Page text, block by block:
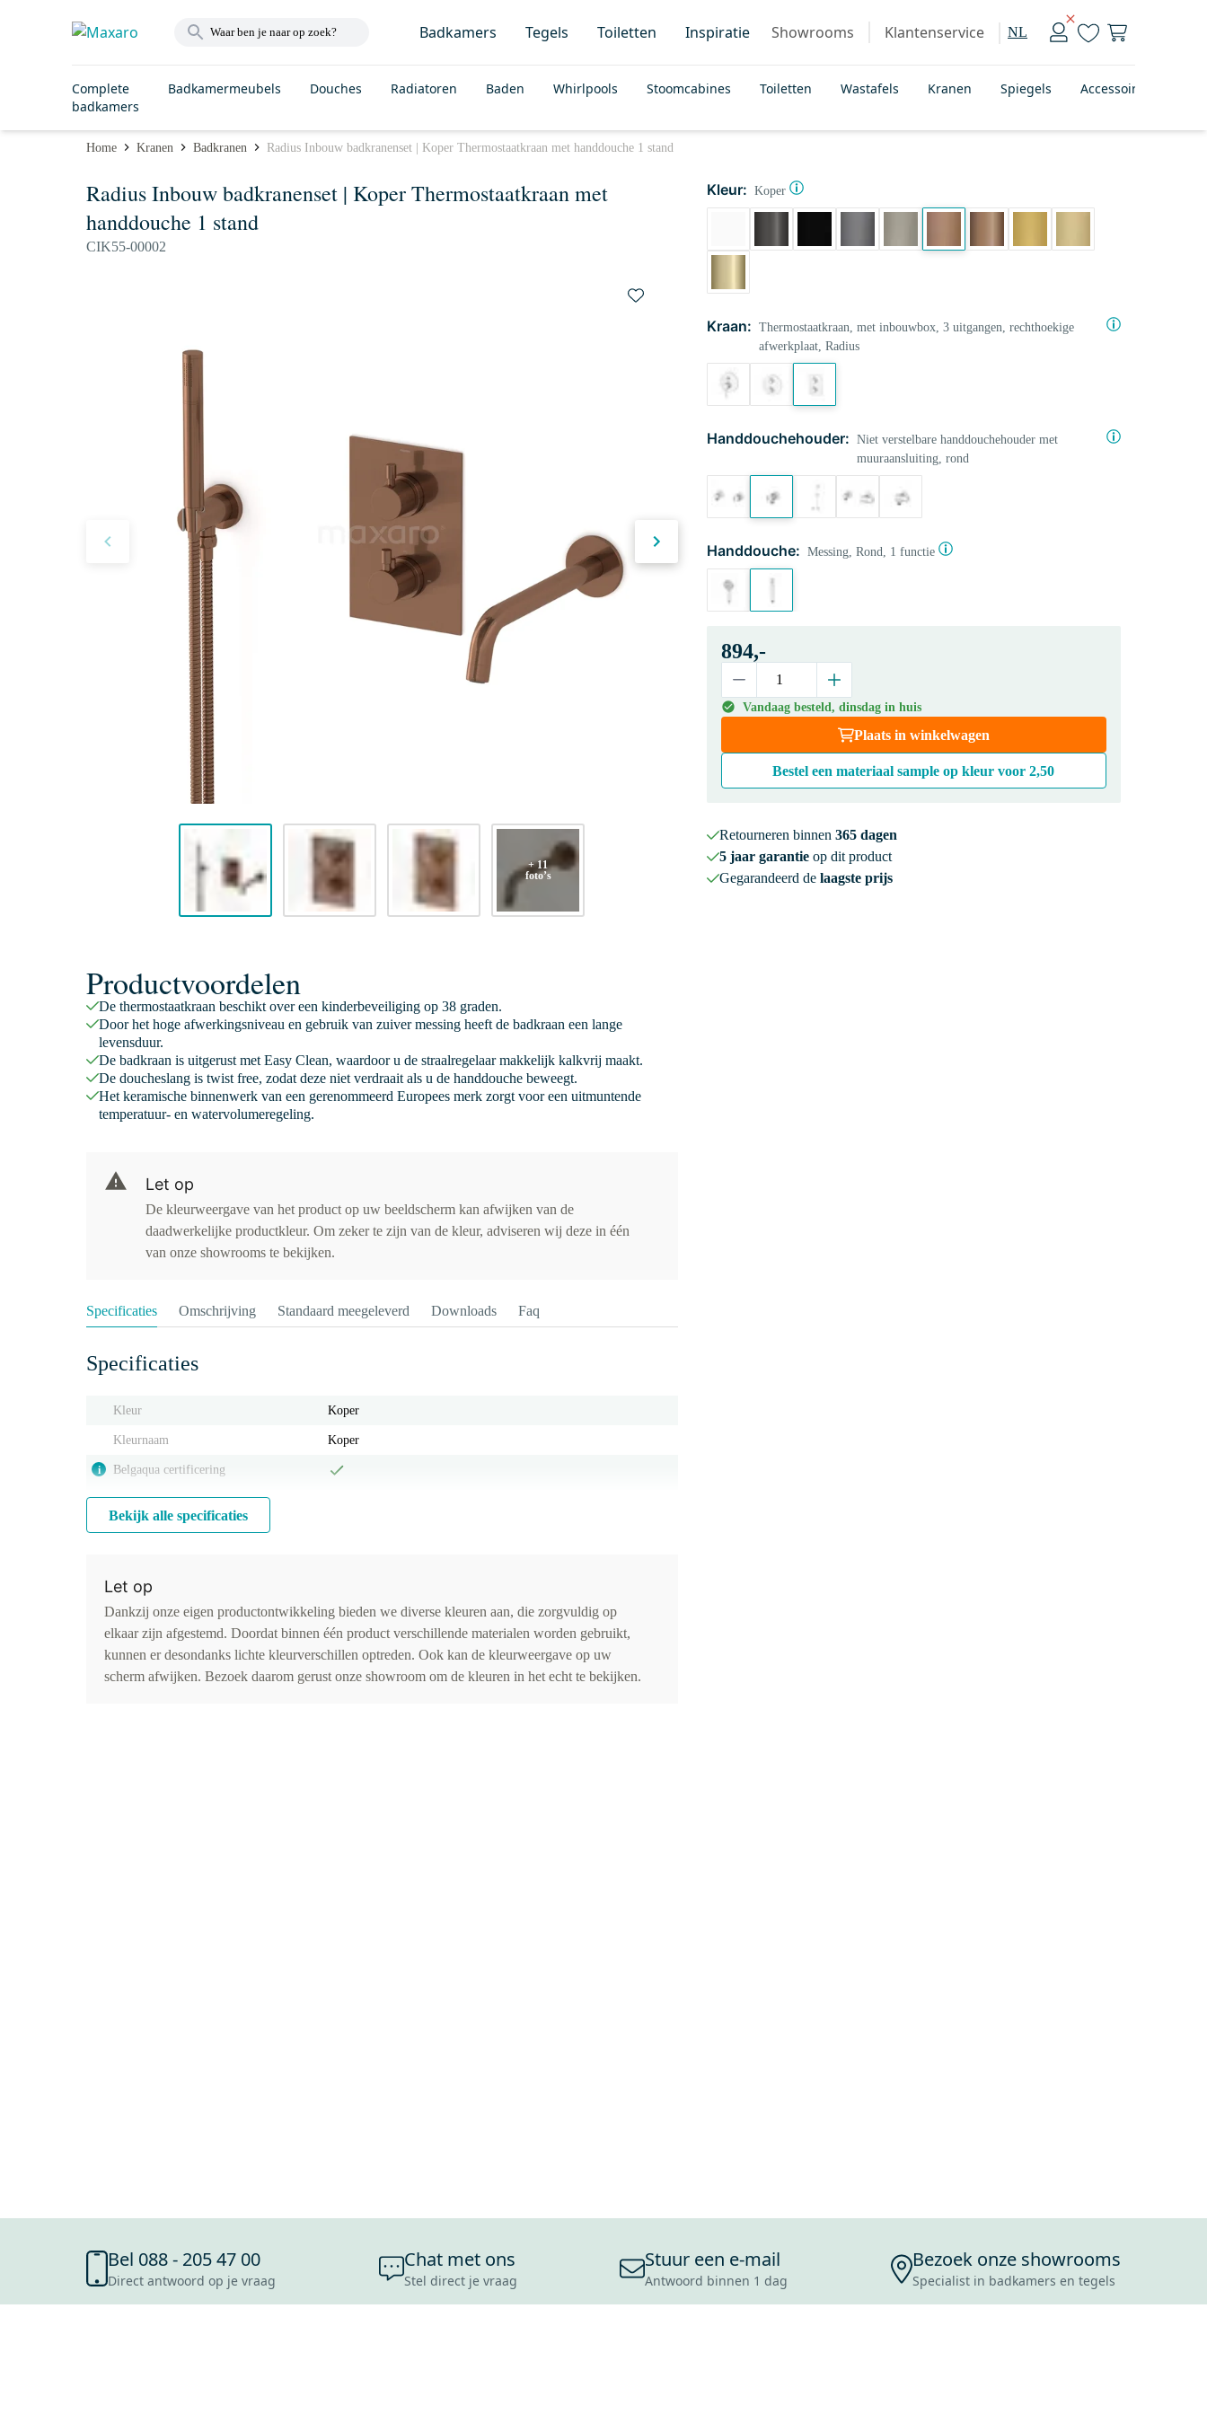
Badkamers Tegels Toiletten Inspiratie Showrooms Klantenservice NL
Complete
badkamers
Badkamermeubels Douches Radiatoren Baden Whirlpools Stoomcabines Toiletten Wastafels Kranen Spiegels Accessoires
Home Kranen Badkranen Radius Inbouw badkranenset | Koper Thermostaatkraan met handdouche 1 stand
Radius Inbouw badkranenset | Koper Thermostaatkraan met
handdouche 1 stand
CIK55-00002
+ 11
foto’s
Kleur: Koper
Kraan: Thermostaatkraan, met inbouwbox, 3 uitgangen, rechthoekige
afwerkplaat, Radius
Handdouchehouder: Niet verstelbare handdouchehouder met
muuraansluiting, rond
Handdouche: Messing, Rond, 1 functie
894,-
Vandaag besteld, dinsdag in huis
Plaats in winkelwagen
Bestel een materiaal sample op kleur voor2,50
Retourneren binnen 365 dagen
5 jaar garantieop dit product
Gegarandeerd de laagste prijs
Productvoordelen
De thermostaatkraan beschikt over een kinderbeveiliging op 38 graden.
Door het hoge afwerkingsniveau en gebruik van zuiver messing heeft de badkraan een lange
levensduur.
De badkraan is uitgerust met Easy Clean, waardoor u de straalregelaar makkelijk kalkvrij maakt.
De doucheslang is twist free, zodat deze niet verdraait als u de handdouche beweegt.
Het keramische binnenwerk van een gerenommeerd Europees merk zorgt voor een uitmuntende
temperatuur- en watervolumeregeling.
Let op
De kleurweergave van het product op uw beeldscherm kan afwijken van de
daadwerkelijke productkleur. Om zeker te zijn van de kleur, adviseren wij deze in één
van onze showrooms te bekijken.
Specificaties Omschrijving Standaard meegeleverd Downloads Faq
Specificaties
Kleur Koper
Kleurnaam Koper
i Belgaqua certificering
Bekijk alle specificaties
Let op
Dankzij onze eigen productontwikkeling bieden we diverse kleuren aan, die zorgvuldig op
elkaar zijn afgestemd. Doordat binnen één product verschillende materialen worden gebruikt,
kunnen er desondanks lichte kleurverschillen optreden. Ook kan de kleurweergave op uw
scherm afwijken. Bezoek daarom gerust onze showroom om de kleuren in het echt te bekijken.
Bel 088 - 205 47 00
Direct antwoord op je vraag
Chat met ons
Stel direct je vraag
Stuur een e-mail
Antwoord binnen 1 dag
Bezoek onze showrooms
Specialist in badkamers en tegels